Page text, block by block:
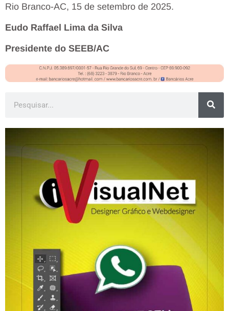
Rio Branco-AC, 15 de setembro de 2025.
Eudo Raffael Lima da Silva
Presidente do SEEB/AC